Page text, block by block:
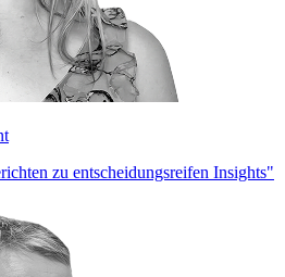
zu entscheidungsreifen Insights"